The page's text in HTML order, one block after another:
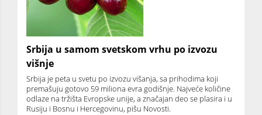
Srbija u samom svetskom vrhu po izvozu
višnje
Srbija je peta u svetu po izvozu višanja, sa prihodima koji
premašuju gotovo 59 miliona evra godišnje. Najveće količine
odlaze na tržišta Evropske unije, a značajan deo se plasira i u
Rusiju i Bosnu i Hercegovinu, pišu Novosti.